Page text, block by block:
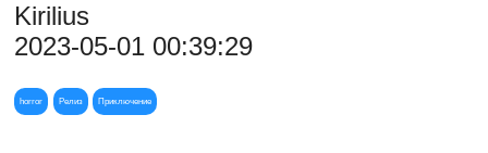
Kirilius
2023-05-01 00:39:29
horror Релиз Приключение